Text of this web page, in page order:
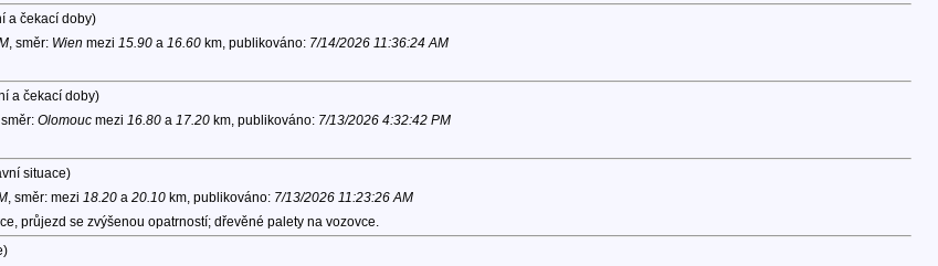
a čekací doby)
, směr: Wien mezi 15.90a 16.60km, publikováno: 7/14/2026 11:36:24 AM
a čekací doby)
Olomoucmezi 16.80a 17.20km, publikováno: 7/13/2026 4:32:42 PM
situace)
, směr: mezi 18.20a 20.10km, publikováno: 7/13/2026 11:23:26 AM
průjezd se zvýšenou opatrností; dřevěné palety na vozovce.